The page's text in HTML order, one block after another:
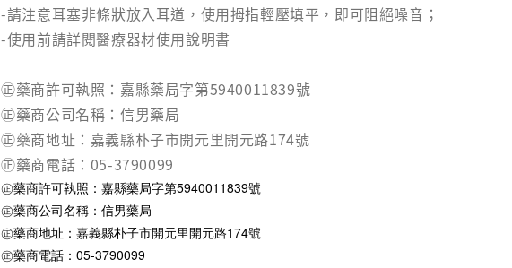
-請注意耳塞非條狀放入耳道，使用拇指輕壓填平，即可阻絕噪音；
-使用前請詳閱醫療器材使用說明書
㊣藥商許可執照：嘉縣藥局字第5940011839號
㊣藥商公司名稱：信男藥局
㊣藥商地址：嘉義縣朴子市開元里開元路174號
㊣藥商電話：05-3790099
㊣藥商許可執照：嘉縣藥局字第5940011839號
㊣藥商公司名稱：信男藥局
㊣藥商地址：嘉義縣朴子市開元里開元路174號
㊣藥商電話：05-3790099